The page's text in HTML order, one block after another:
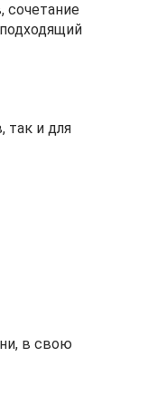
сочетание
так и для
в свою